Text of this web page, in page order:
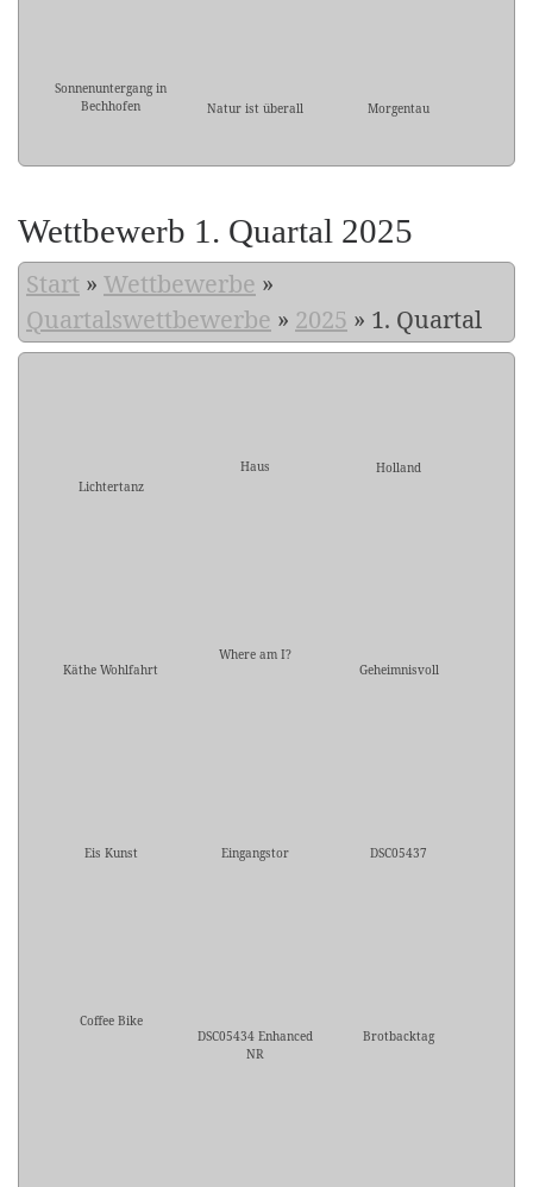
Sonnenuntergang in
Bechhofen
Natur ist überall Morgentau
Wettbewerb 1. Quartal 2025
Start » Wettbewerbe »
Quartalswettbewerbe » 2025 » 1. Quartal
Lichtertanz
Haus Holland
Käthe Wohlfahrt
Where am I?
Geheimnisvoll
Eis Kunst Eingangstor DSC05437
Coffee Bike
DSC05434 Enhanced
NR
Brotbacktag